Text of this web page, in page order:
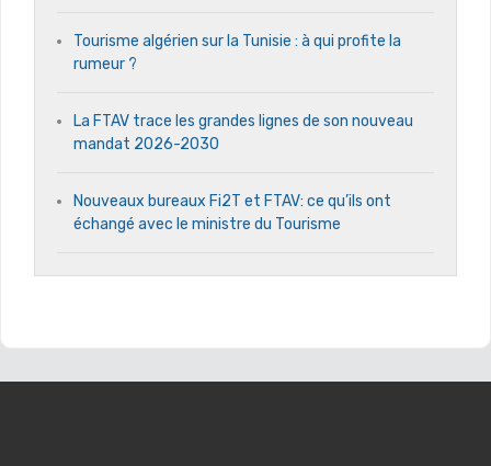
Tourisme algérien sur la Tunisie : à qui profite la
rumeur ?
La FTAV trace les grandes lignes de son nouveau
mandat 2026-2030
Nouveaux bureaux Fi2T et FTAV: ce qu’ils ont
échangé avec le ministre du Tourisme